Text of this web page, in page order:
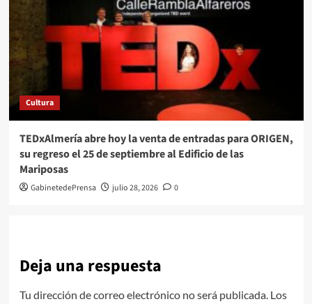
Cultura
TEDxAlmería abre hoy la venta de entradas para ORIGEN,
su regreso el 25 de septiembre al Edificio de las
Mariposas
GabinetedePrensa julio 28, 2026 0
Deja una respuesta
Tu dirección de correo electrónico no será publicada. Los